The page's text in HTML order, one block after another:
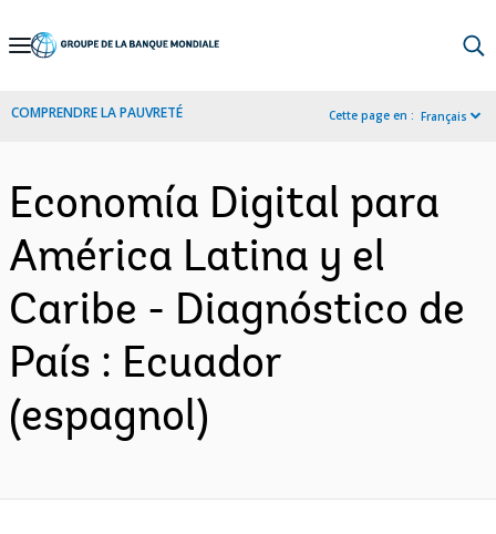
Skip
Navigation
COMPRENDRE LA PAUVRETÉ Cette page en : Français
Economía Digital para
América Latina y el
Caribe - Diagnóstico de
País : Ecuador
(espagnol)